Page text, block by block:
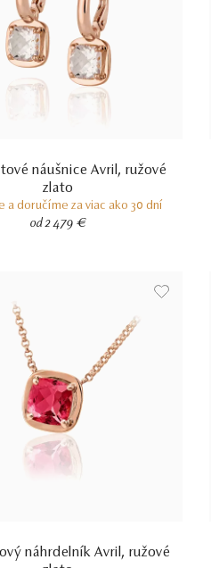
náušnice Avril, ružové
zlato
a doručíme za viac ako 30 dní
od 2 479 €
náhrdelník Avril, ružové